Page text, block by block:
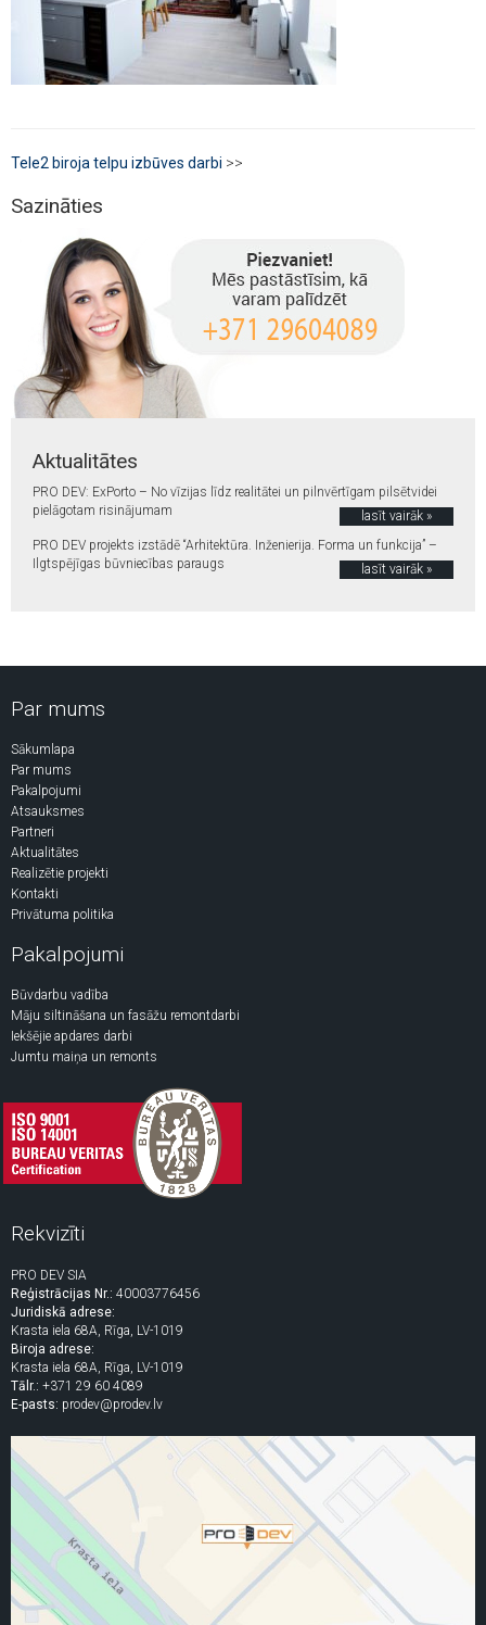
Tele2 biroja telpu izbūves darbi >>
Sazināties
Aktualitātes
PRO DEV: ExPorto – No vīzijas līdz realitātei un pilnvērtīgam pilsētvidei
pielāgotam risinājumam
lasīt vairāk »
PRO DEV projekts izstādē “Arhitektūra. Inženierija. Forma un funkcija” –
Ilgtspējīgas būvniecības paraugs
lasīt vairāk »
Par mums
Sākumlapa
Par mums
Pakalpojumi
Atsauksmes
Partneri
Aktualitātes
Realizētie projekti
Kontakti
Privātuma politika
Pakalpojumi
Būvdarbu vadība
Māju siltināšana un fasāžu remontdarbi
Iekšējie apdares darbi
Jumtu maiņa un remonts
Rekvizīti
PRO DEV SIA
Reģistrācijas Nr.: 40003776456
Juridiskā adrese:
Krasta iela 68A, Rīga, LV-1019
Biroja adrese:
Krasta iela 68A, Rīga, LV-1019
Tālr.: +371 29 60 4089
E-pasts: prodev@prodev.lv